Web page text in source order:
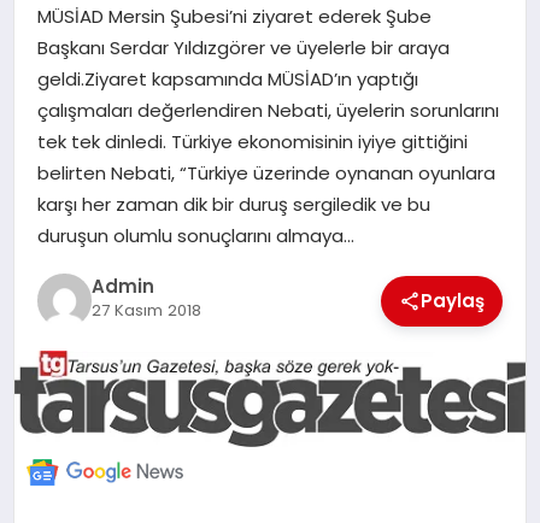
EKONOMI
MERSIN
EĞITIM
İLETIŞIM
MÜSİAD Mersin Şubesi’ni ziyaret ederek Şube
Başkanı Serdar Yıldızgörer ve üyelerle bir araya
geldi.Ziyaret kapsamında MÜSİAD’ın yaptığı
çalışmaları değerlendiren Nebati, üyelerin sorunlarını
tek tek dinledi. Türkiye ekonomisinin iyiye gittiğini
belirten Nebati, “Türkiye üzerinde oynanan oyunlara
karşı her zaman dik bir duruş sergiledik ve bu
duruşun olumlu sonuçlarını almaya…
Admin
27 Kasım 2018 Paylaş